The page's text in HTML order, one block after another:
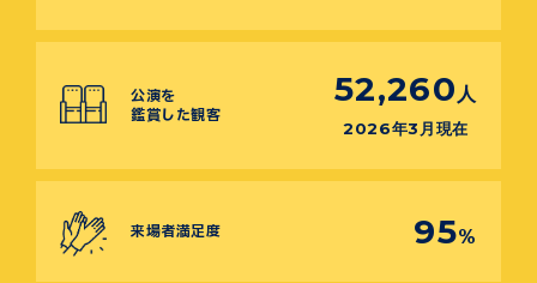
公演を
鑑賞した観客
52,260 人
2026年3月現在
来場者満足度 95%